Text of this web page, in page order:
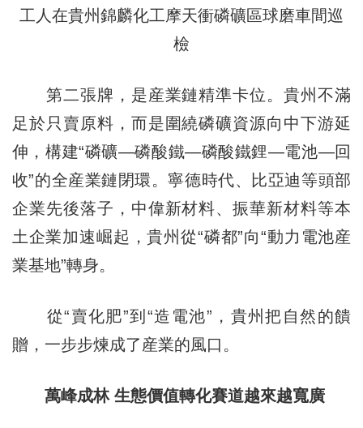
工人在貴州錦麟化工摩天衝磷礦區球磨車間巡
檢
第二張牌，是産業鏈精準卡位。貴州不滿
足於只賣原料，而是圍繞磷礦資源向中下游延
伸，構建“磷礦—磷酸鐵—磷酸鐵鋰—電池—回
收”的全産業鏈閉環。寧德時代、比亞迪等頭部
企業先後落子，中偉新材料、振華新材料等本
土企業加速崛起，貴州從“磷都”向“動力電池産
業基地”轉身。
從“賣化肥”到“造電池”，貴州把自然的饋
贈，一步步煉成了産業的風口。
萬峰成林 生態價值轉化賽道越來越寬廣